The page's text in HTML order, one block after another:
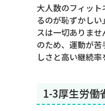
大人数のフィッ
るのが恥ずかし
スは一切ありま
のため、運動が
しさと高い継続率
1-3厚生労働